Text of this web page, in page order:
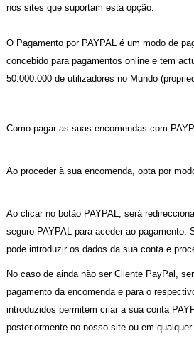
nos sites que suportam esta opção.
O Pagamento por PAYPAL é um modo de
concebido para pagamentos online e tem
50.000.000 de utilizadores no Mundo
Como pagar as suas encomendas com
Ao proceder à sua encomenda, opta por
Ao clicar no botão PAYPAL, será
seguro PAYPAL para aceder ao pagamento.
pode introduzir os dados da sua conta e
No caso de ainda não ser Cliente PayPal,
pagamento da encomenda e para o
introduzidos permitem criar a sua conta
posteriormente no nosso site ou em